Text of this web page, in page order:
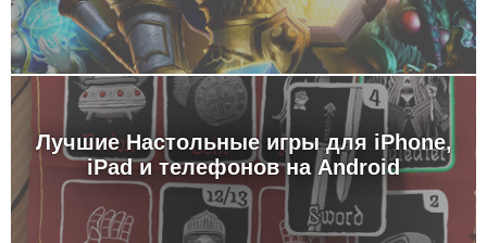
Лучшие Настольные игры для iPhone,
iPad и телефонов на Android